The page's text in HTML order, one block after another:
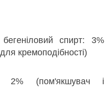
спирт: 3%
кремоподібності)
2% (пом'якшувач і